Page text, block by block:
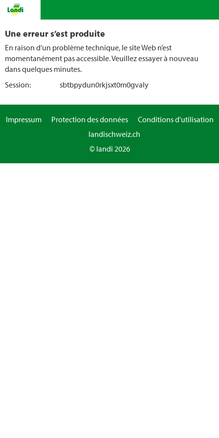
Une erreur s’est produite
En raison d’un problème technique, le site Web n’est
momentanément pas accessible. Veuillez essayer à nouveau
dans quelques minutes.
Session:
sbtbpydun0rkjsxt0m0gvaly
Impressum Protection des données
Conditions d'utilisation
landischweiz.ch
© landi 2026